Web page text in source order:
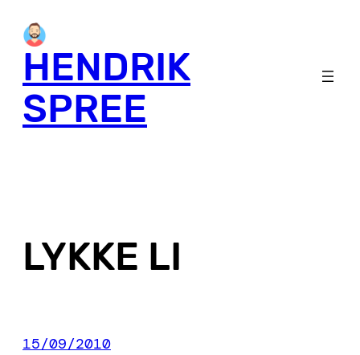
content
HENDRIK
SPREE
LYKKE LI
15/09/2010